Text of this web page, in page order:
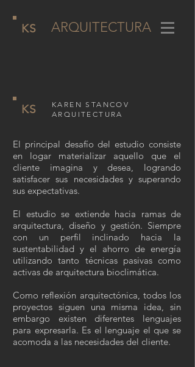
KS ARQUITECTURA
KAREN STANCOV
ARQUITECTURA
El principal desafío del estudio consiste
en logar materializar aquello que el
cliente imagina y desea, logrando
satisfacer sus necesidades y superando
sus expectativas.
El estudio se extiende hacia ramas de
arquitectura, diseño y gestión. Siempre
con un perfil inclinado hacia la
sustentabilidad y el ahorro de energía
utilizando tanto técnicas pasivas como
activas de arquitectura bioclimática.
Como reflexión arquitectónica, todos los
proyectos siguen una misma idea, sin
embargo existen diferentes lenguajes
para expresarla. Es el lenguaje el que se
acomoda a las necesidades del cliente.
KS